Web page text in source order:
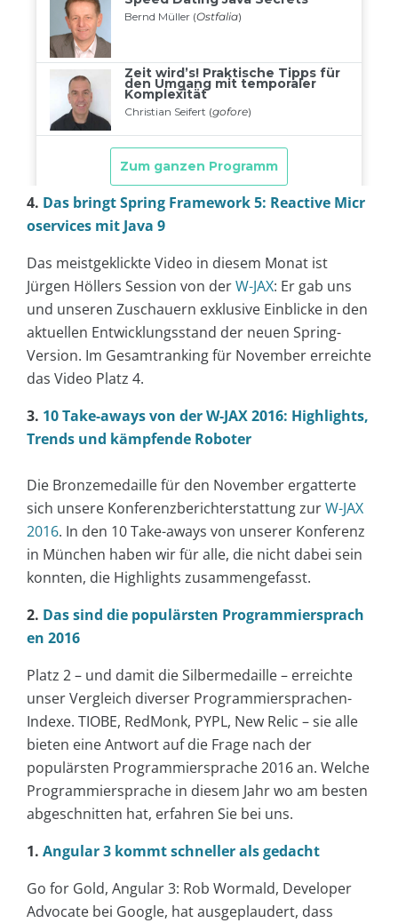
4. Das bringt Spring Framework 5: Reactive Micr
oservices mit Java 9
Das meistgeklickte Video in diesem Monat ist
Jürgen Höllers Session von derW-JAX: Er gab uns
und unseren Zuschauern exklusive Einblicke in den
aktuellen Entwicklungsstand der neuen Spring-
Version. Im Gesamtranking für November erreichte
das Video Platz 4.
3. 10 Take-aways von der W-JAX 2016: Highlights,
Trends und kämpfende Roboter
Die Bronzemedaille für den November ergatterte
sich unsere Konferenzberichterstattung zurW-JAX
2016. In den 10 Take-aways von unserer Konferenz
in München haben wir für alle, die nicht dabei sein
konnten, die Highlights zusammengefasst.
2. Das sind die populärsten Programmiersprach
en 2016
Platz 2 – und damit die Silbermedaille – erreichte
unser Vergleich diverser Programmiersprachen-
Indexe. TIOBE, RedMonk, PYPL, New Relic – sie alle
bieten eine Antwort auf die Frage nach der
populärsten Programmiersprache 2016 an. Welche
Programmiersprache in diesem Jahr wo am besten
abgeschnitten hat, erfahren Sie bei uns.
1. Angular 3 kommt schneller als gedacht
Go for Gold, Angular 3: Rob Wormald, Developer
Advocate bei Google, hat ausgeplaudert, dass